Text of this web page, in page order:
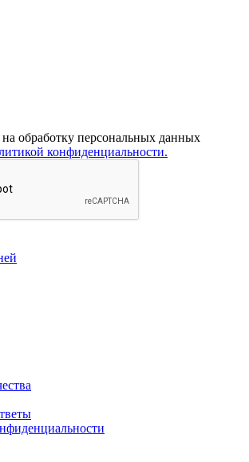
обработку персональных данных
конфиденциальности.